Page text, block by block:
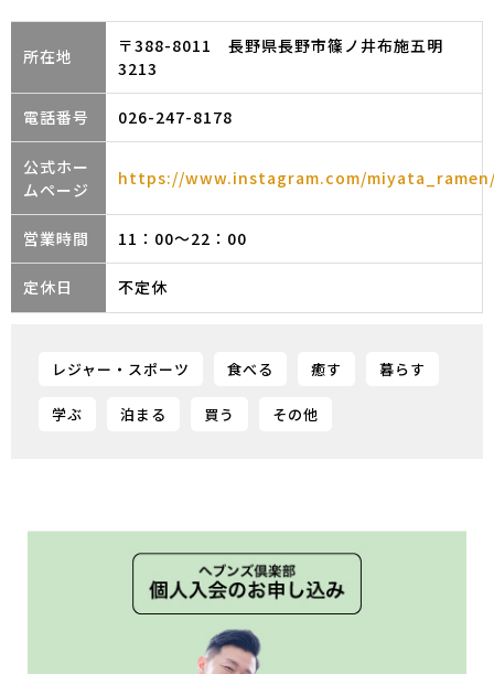
所在地
〒388-8011 長野県長野市篠ノ井布施五明
3213
電話番号 026-247-8178
公式ホー
ムページ
https://www.instagram.com/
営業時間 11：00～22：00
定休日 不定休
レジャー・スポーツ 食べる 癒す 暮らす
学ぶ 泊まる 買う その他